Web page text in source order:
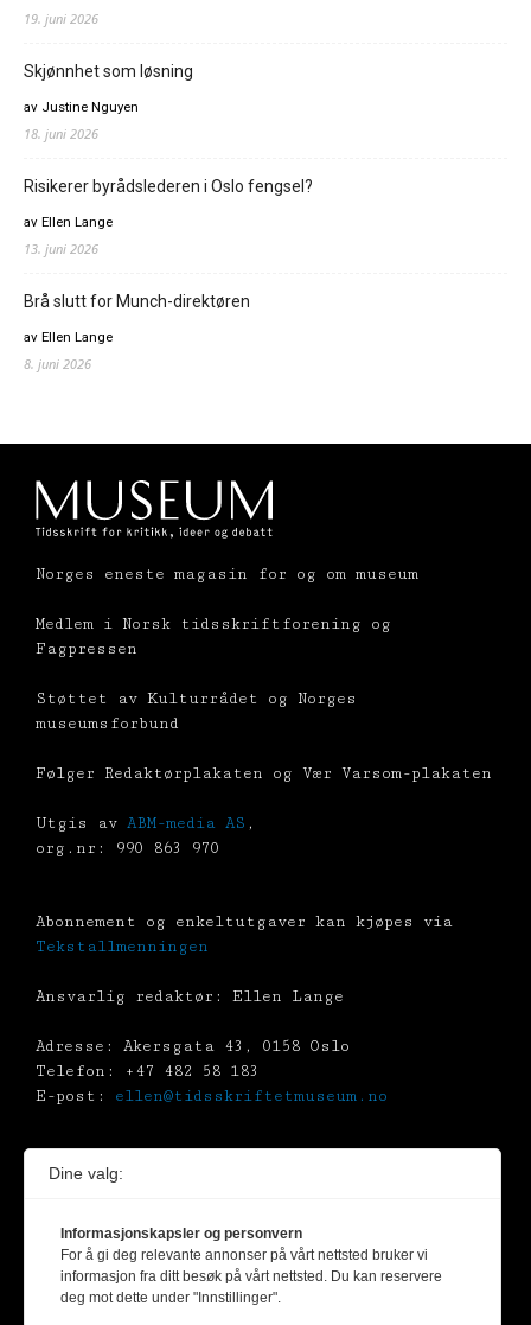
19. juni 2026
Skjønnhet som løsning
av Justine Nguyen
18. juni 2026
Risikerer byrådslederen i Oslo fengsel?
av Ellen Lange
13. juni 2026
Brå slutt for Munch-direktøren
av Ellen Lange
8. juni 2026
Norges eneste magasin for og om museum
Medlem i Norsk tidsskriftforening og
Fagpressen
Støttet av Kulturrådet og Norges
museumsforbund
Følger Redaktørplakaten og Vær Varsom-plakaten
Utgis av ABM-media AS ,
org.nr: 990 863 970
Abonnement og enkeltutgaver kan kjøpes via
Tekstallmenningen
Ansvarlig redaktør: Ellen Lange
Adresse: Akersgata 43, 0158 Oslo
Telefon: +47 482 58 183
E-post: ellen@tidsskriftetmuseum.no
(Billedkunst Opphavsrett i Norge)
Alt materiale er vernet av Åndsverksloven.
Dine valg:
Informasjonskapsler og personvern
For å gi deg relevante annonser på vårt nettsted bruker vi
informasjon fra ditt besøk på vårt nettsted. Du kan reservere
deg mot dette under "Innstillinger".